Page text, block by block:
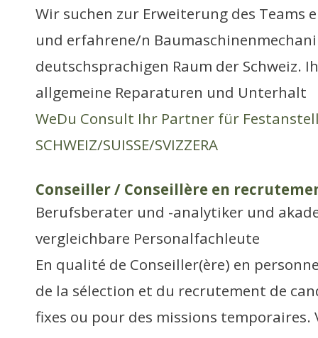
Wir suchen zur Erweiterung des Teams
und erfahrene/n
deutschsprachigen Raum der Schweiz.
allgemeine Reparaturen und Unterhalt
WeDu Consult Ihr Partner für
SCHWEIZ/SUISSE/SVIZZERA
Conseiller / Conseillère en
Berufsberater und -analytiker und
vergleichbare Personalfachleute
En qualité de Conseiller(ère) en
de la sélection et du recrutement de
fixes ou pour des missions temporaires.